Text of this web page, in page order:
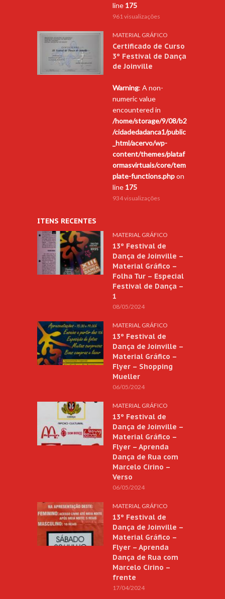
line 175
961 visualizações
MATERIAL GRÁFICO
Certificado de Curso
3º Festival de Dança
de Joinville
Warning: A non-
numeric value
encountered in
/home/storage/9/08/b2
/cidadedadanca1/public
_html/acervo/wp-
content/themes/plataf
ormasvirtuais/core/tem
plate-functions.phpon
line 175
934 visualizações
ITENS RECENTES
MATERIAL GRÁFICO
13º Festival de
Dança de Joinville –
Material Gráfico –
Folha Tur – Especial
Festival de Dança –
1
08/05/2024
MATERIAL GRÁFICO
13º Festival de
Dança de Joinville –
Material Gráfico –
Flyer – Shopping
Mueller
06/05/2024
MATERIAL GRÁFICO
13º Festival de
Dança de Joinville –
Material Gráfico –
Flyer – Aprenda
Dança de Rua com
Marcelo Cirino –
Verso
06/05/2024
MATERIAL GRÁFICO
13º Festival de
Dança de Joinville –
Material Gráfico –
Flyer – Aprenda
Dança de Rua com
Marcelo Cirino –
frente
17/04/2024